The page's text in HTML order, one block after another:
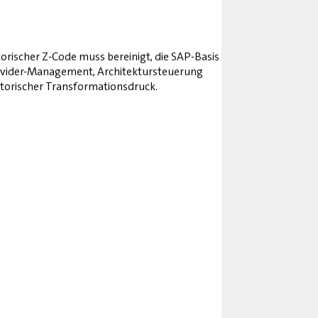
Z-Code muss bereinigt, die SAP-Basis
Management, Architektursteuerung
Transformationsdruck.